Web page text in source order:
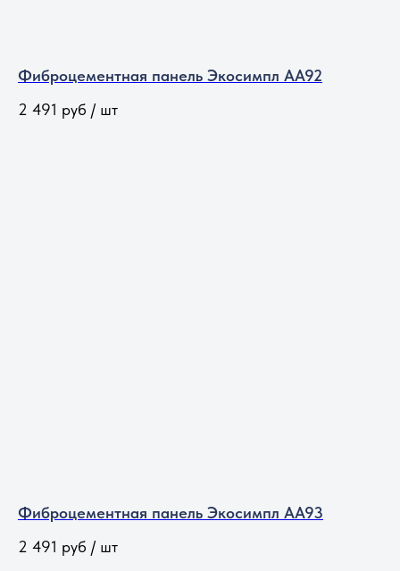
Фиброцементная панель Экосимпл АА92
2 491 руб / шт
Фиброцементная панель Экосимпл АА93
2 491 руб / шт